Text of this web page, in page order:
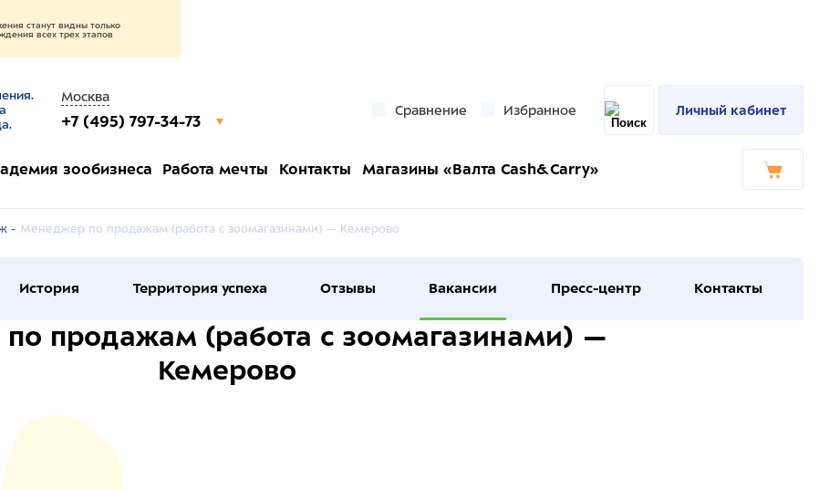
станут видны только
всех трех этапов
Москва
+7 (495) 797-34-73
Сравнение Избранное Личный кабинет
зообизнеса Работа мечты Контакты Магазины «Валта Cash&Carry»
- Менеджер по продажам (работа с зоомагазинами) — Кемерово
История Территория успеха Отзывы Вакансии Пресс-центр Контакты
продажам (работа с зоомагазинами) —
Кемерово